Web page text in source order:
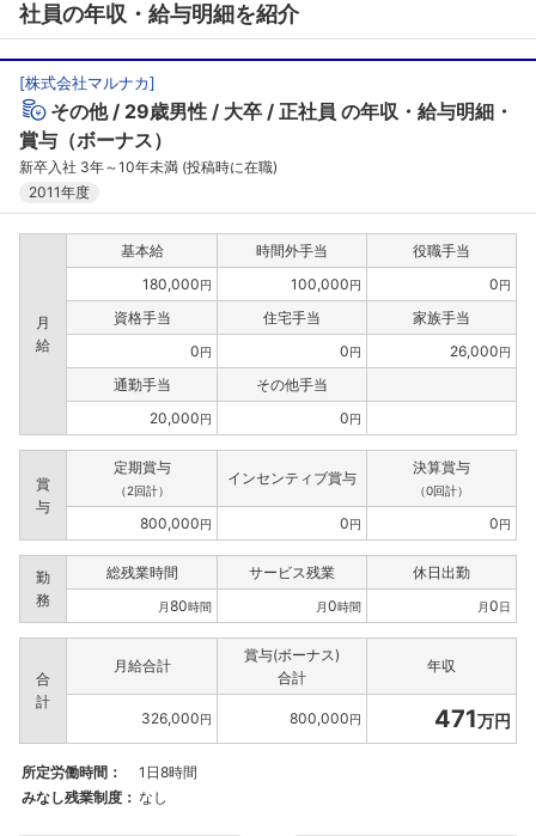
社員の年収・給与明細を紹介
[株式会社マルナカ]
その他 29歳男性 大卒 正社員 の年収・給与明細・
賞与（ボーナス）
新卒入社 3年～10年未満 (投稿時に在職)
2011年度
月
給
基本給 時間外手当
役職手当
180,000円 100,000円 0円
資格手当 住宅手当
家族手当
0円 0円 26,000円
通勤手当
その他手当
20,000円 0円
賞
与
定期賞与
（2回計）
インセンティブ賞与
決算賞与
（0回計）
800,000円 0円 0円
勤
務
総残業時間 サービス残業 休日出勤
月80時間 月0時間 月0日
合
計
月給合計
賞与(ボーナス)
合計
年収
326,000円 800,000円 471万円
所定労働時間：
1日8時間
みなし残業制度： なし